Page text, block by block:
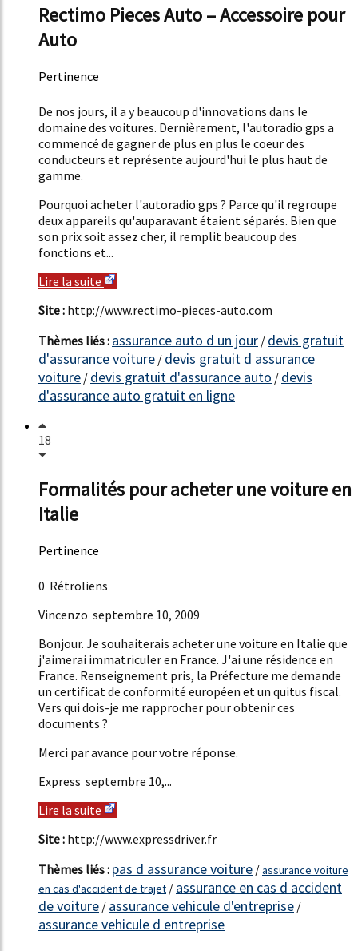
Rectimo Pieces Auto – Accessoire pour
Auto
Pertinence
De nos jours, il a y beaucoup d'innovations dans le
domaine des voitures. Dernièrement, l'autoradio gps a
commencé de gagner de plus en plus le coeur des
conducteurs et représente aujourd'hui le plus haut de
gamme.
Pourquoi acheter l'autoradio gps ? Parce qu'il regroupe
deux appareils qu'auparavant étaient séparés. Bien que
son prix soit assez cher, il remplit beaucoup des
fonctions et...
Lire la suite
Site : http://www.rectimo-pieces-auto.com
Thèmes liés : assurance auto d un jour / devis gratuit
d'assurance voiture / devis gratuit d assurance
voiture / devis gratuit d'assurance auto / devis
d'assurance auto gratuit en ligne
18
Formalités pour acheter une voiture en
Italie
Pertinence
0 Rétroliens
Vincenzo septembre 10, 2009
Bonjour. Je souhaiterais acheter une voiture en Italie que
j'aimerai immatriculer en France. J'ai une résidence en
France. Renseignement pris, la Préfecture me demande
un certificat de conformité européen et un quitus fiscal.
Vers qui dois-je me rapprocher pour obtenir ces
documents ?
Merci par avance pour votre réponse.
Express septembre 10,...
Lire la suite
Site : http://www.expressdriver.fr
Thèmes liés : pas d assurance voiture /assurance voiture
en cas d'accident de trajet / assurance en cas d accident
de voiture / assurance vehicule d'entreprise /
assurance vehicule d entreprise